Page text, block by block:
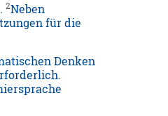
2Neben
für die
Denken